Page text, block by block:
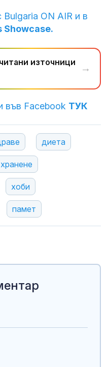
ON AIR и в
Showcase.
източници
→
във Facebook ТУК
диета
хранене
хоби
памет